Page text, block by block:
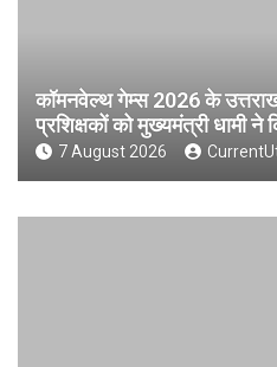
कॉमनवेल्थ गेम्स 2026 के
प्रशिक्षकों को मुख्यमंत्री धामी ने
7 August 2026